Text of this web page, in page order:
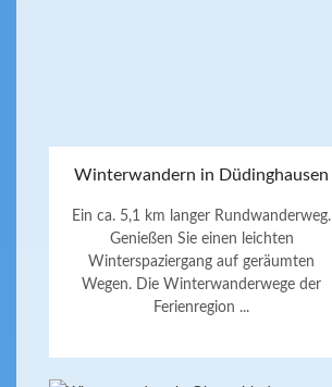
Winterwandern in Düdinghausen
Ein ca. 5,1 km langer Rundwanderweg.
Genießen Sie einen leichten
Winterspaziergang auf geräumten
Wegen. Die Winterwanderwege der
Ferienregion ...